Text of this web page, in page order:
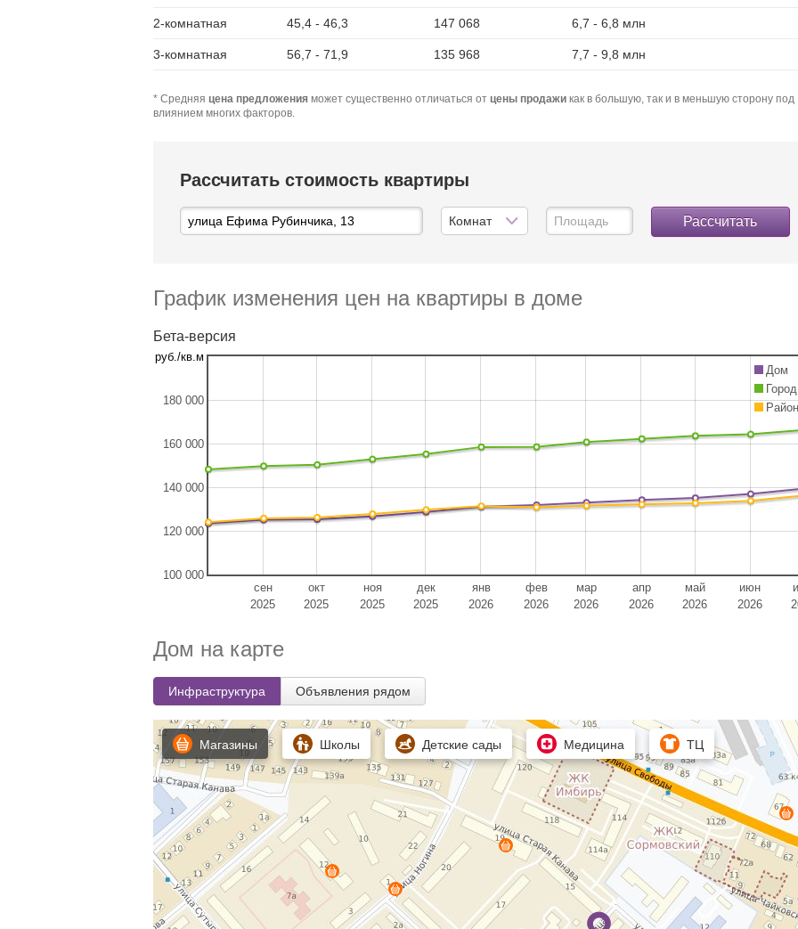
2-комнатная 45,4 - 46,3 147 068 6,7 - 6,8 млн
3-комнатная 56,7 - 71,9 135 968 7,7 - 9,8 млн
* Средняя цена предложения может существенно отличаться от цены продажи как в большую, так и в меньшую сторону под
влиянием многих факторов.
Рассчитать стоимость квартиры
Рассчитать
График изменения цен на квартиры в доме
Бета-версия
сен
2025
окт
2025
ноя
2025
дек
2025
янв
2026
фев
2026
мар
2026
апр
2026
май
2026
июн
2026
100 000
120 000
140 000
160 000
180 000
руб./кв.м
Дом
Город
Район
Дом на карте
Инфраструктура Объявления рядом
Магазины Школы Детские сады Медицина ТЦ